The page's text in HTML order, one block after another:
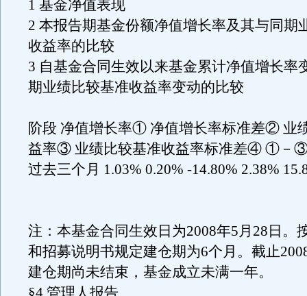
1 基金净值表现
2 本报告期基金份额净值增长率及其与同期
收益率的比较
3 自基金合同生效以来基金累计净值增长率
期业绩比较基准收益率变动的比较
阶段 净值增长率① 净值增长率标准差② 业
益率③ 业绩比较基准收益率标准差④ ①
过去三个月 1.03% 0.20% -14.80% 2.38%
注：本基金合同生效日为2008年5月28日。
和招募说明书规定建仓期为6个月。截止
建仓期尚未结束，基金成立未满一年。
§4 管理人报告